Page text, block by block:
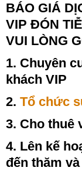
BÁO GIÁ
VIP ĐÓN
VUI LÒNG
1. Chuyên
khách VIP
2. Tổ chức
3. Cho thuê
4. Lên kế
đến thăm